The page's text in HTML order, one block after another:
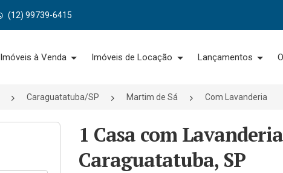
(12) 99739-6415
Imóveis à Venda Imóveis de Locação Lançamentos
Caraguatatuba/SP Martim de Sá Com Lavanderia
1 Casa com
Caraguatatuba, SP